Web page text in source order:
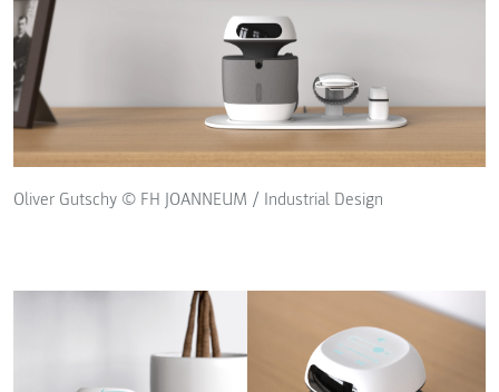
Oliver Gutschy © FH JOANNEUM / Industrial Design